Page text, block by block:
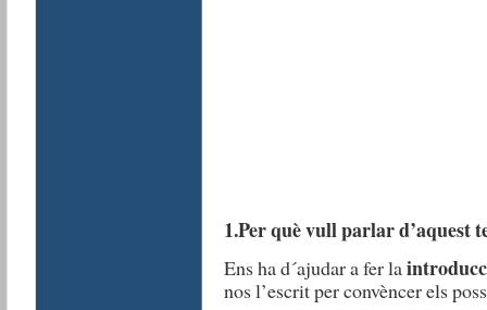
1.Per què vull parlar d’aquest
Ens ha d´ajudar a fer la
nos l’escrit per convèncer els